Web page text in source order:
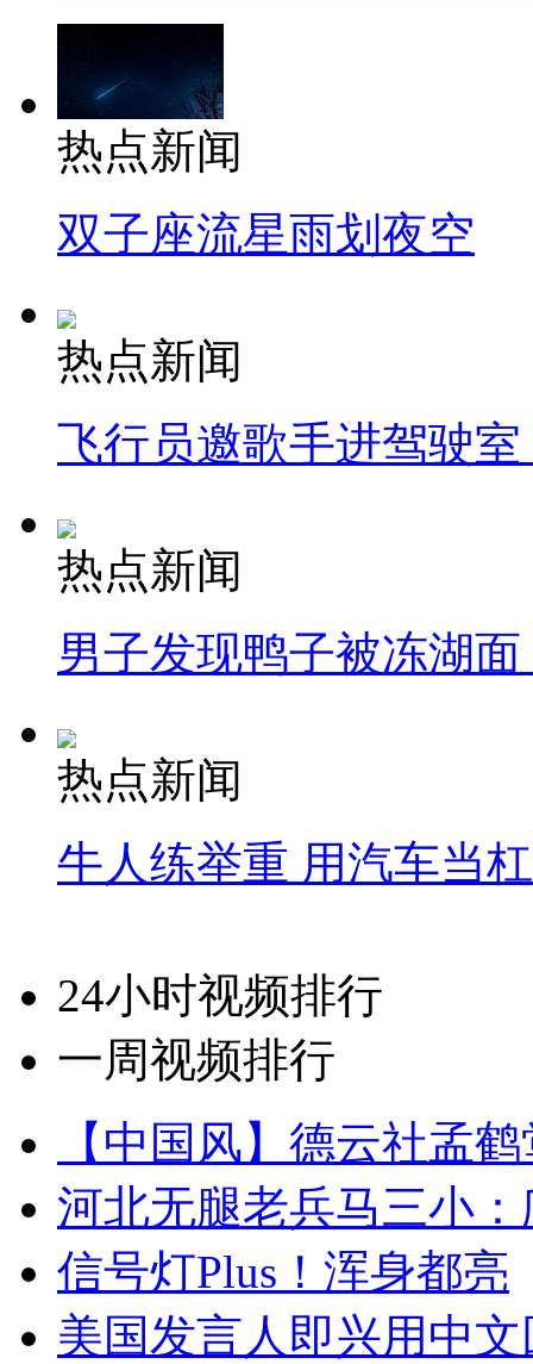
热点新闻
双子座流星雨划夜空
热点新闻
飞行员邀歌手进驾驶
热点新闻
男子发现鸭子被冻湖
热点新闻
牛人练举重 用汽车当
24小时视频排行
一周视频排行
【中国风】德云社孟
河北无腿老兵马三小
信号灯Plus！浑身都亮
美国发言人即兴用中